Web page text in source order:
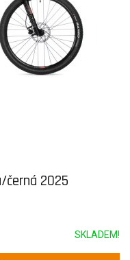
černá 2025
SKLADEM!